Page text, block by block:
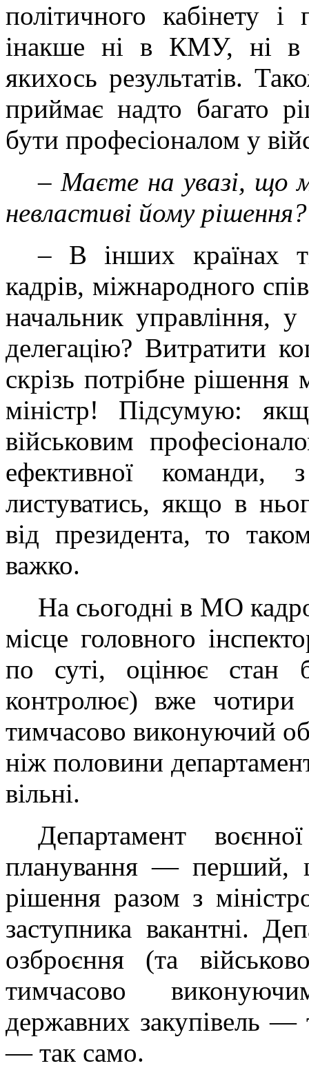
політичного кабінету
інакше ні в КМУ, ні в
якихось результатів.
приймає надто багато
бути професіоналом у
– Маєте на увазі, що
невластиві йому рішення?
– В інших країнах
кадрів, міжнародного
начальник управління,
делегацію? Витратити
скрізь потрібне рішення
міністр! Підсумую:
військовим
ефективної
листуватись, якщо в
від президента, то
важко.
На сьогодні в МО
місце головного
по суті, оцінює стан
контролює) вже чотири
тимчасово виконуючий
ніж половини
вільні.
Департамент
планування — перший,
рішення разом з
заступника вакантні.
озброєння (та
тимчасово
державних закупівель
— так само.